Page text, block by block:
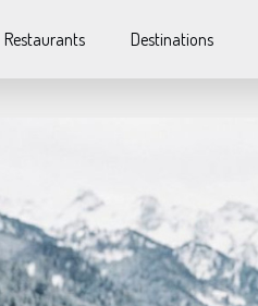
Restaurants Destinations